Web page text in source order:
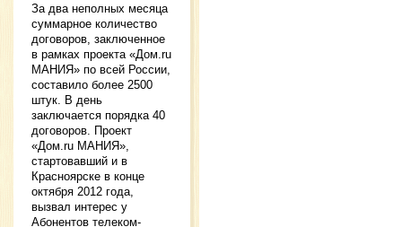
За два неполных месяца
суммарное количество
договоров, заключенное
в рамках проекта «Дом.ru
МАНИЯ» по всей России,
составило более 2500
штук. В день
заключается порядка 40
договоров. Проект
«Дом.ru МАНИЯ»,
стартовавший и в
Красноярске в конце
октября 2012 года,
вызвал интерес у
Абонентов телеком-